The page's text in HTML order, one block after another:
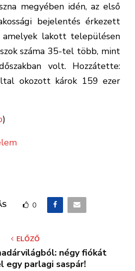
megyében idén, az első
bejelentés érkezett
amelyek lakott településen
száma 35-tel több, mint
volt. Hozzátette:
okozott károk 159 ezer
)
0
ELŐZŐ
négy fiókát
egy parlagi saspár!